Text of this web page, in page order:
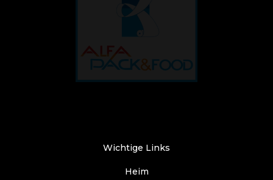
Wichtige Links
Heim